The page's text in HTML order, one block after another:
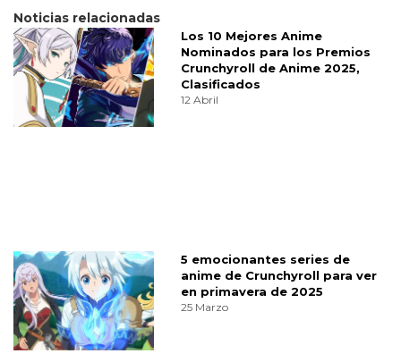
Noticias relacionadas
Los 10 Mejores Anime
Nominados para los Premios
Crunchyroll de Anime 2025,
Clasificados
12 Abril
5 emocionantes series de
anime de Crunchyroll para ver
en primavera de 2025
25 Marzo